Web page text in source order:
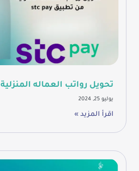
تحويل رواتب العماله المنزلية
يوليو 25, 2024
اقرأ المزيد »